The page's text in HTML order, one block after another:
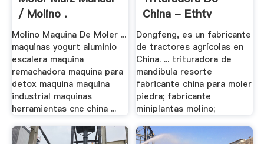
/ Molino .
Molino Maquina De Moler ...
maquinas yogurt aluminio
escalera maquina
remachadora maquina para
detox maquina maquina
industrial maquinas
herramientas cnc china ...
China - Ethtv
Dongfeng, es un fabricante
de tractores agrícolas en
China. ... trituradora de
mandibula resorte
fabricante china para moler
piedra; fabricante
miniplantas molino;